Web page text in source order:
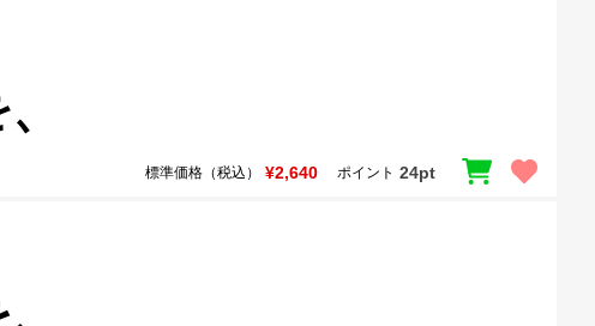
標準価格（税込） ¥2,640 ポイント 24pt